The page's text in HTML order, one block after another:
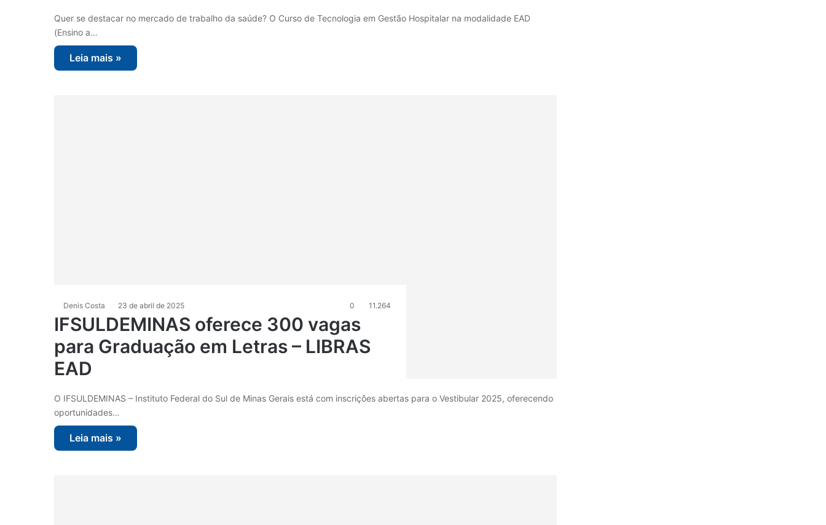
Quer se destacar no mercado de trabalho da saúde? O Curso de Tecnologia em Gestão Hospitalar na modalidade EAD
(Ensino a…
Leia mais »
Denis Costa 23 de abril de 2025 0 11.264
IFSULDEMINAS oferece 300 vagas
para Graduação em Letras – LIBRAS
EAD
O IFSULDEMINAS – Instituto Federal do Sul de Minas Gerais está com inscrições abertas para o Vestibular 2025, oferecendo
oportunidades…
Leia mais »